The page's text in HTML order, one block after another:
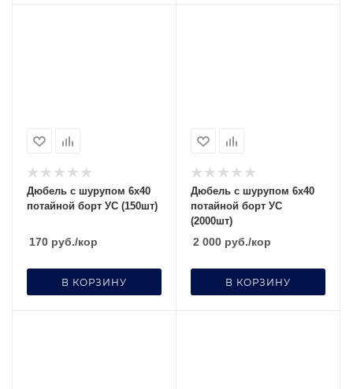
Дюбель с шурупом 6х40
потайной борт УС (150шт)
170 руб./кор
В КОРЗИНУ
Дюбель с шурупом 6х40
потайной борт УС
(2000шт)
2 000 руб./кор
В КОРЗИНУ